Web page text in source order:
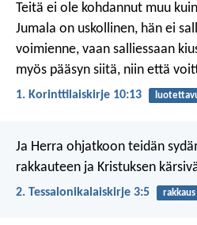
Teitä ei ole kohdannut muu
Jumala on uskollinen, hän ei
voimienne, vaan salliessaan
myös pääsyn siitä, niin että
1. Korinttilaiskirje 10:13
Ja Herra ohjatkoon teidän
rakkauteen ja Kristuksen
2. Tessalonikalaiskirje 3:5 rakkaus